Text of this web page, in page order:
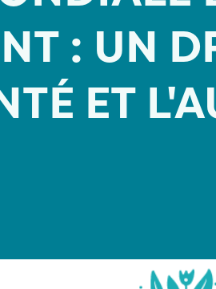
: UN
ET